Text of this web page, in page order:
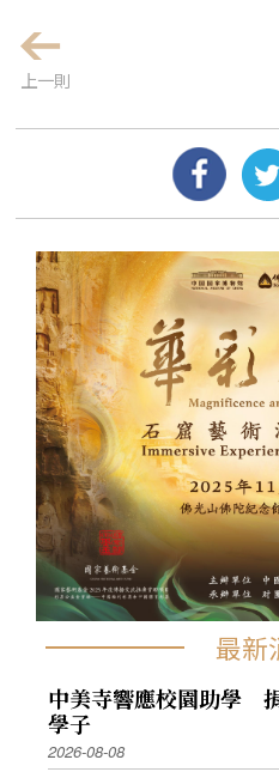
上一則
最新
中美寺響應校園助學
學子
2026-08-08